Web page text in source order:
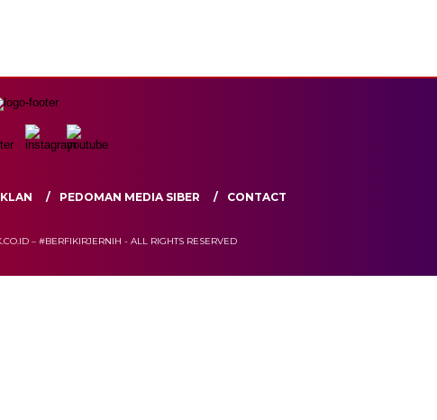
PEDOMAN MEDIA SIBER CONTACT
– #BERFIKIRJERNIH - ALL RIGHTS RESERVED